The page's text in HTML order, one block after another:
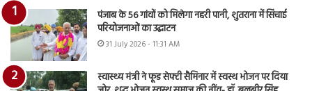
पंजाब के 56 गांवों को मिलेगा नहरी पानी, शुतराना में सिंचाई
परियोजनाओं का उद्घाटन
31 July 2026 - 11:31 AM
स्वास्थ्य मंत्री ने फूड सेफ्टी सैमिनार में स्वस्थ भोजन पर दिया